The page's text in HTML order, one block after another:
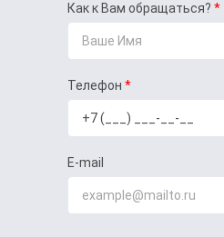
Как к Вам обращаться?
Телефон
E-mail